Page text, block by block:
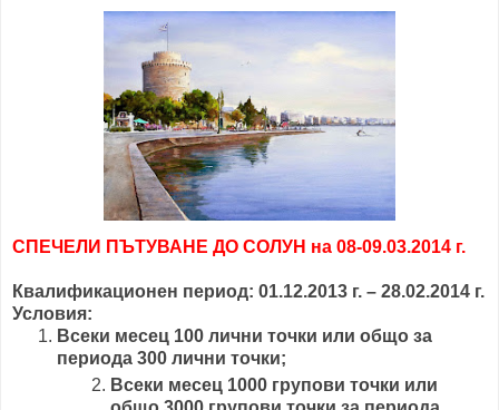
СПЕЧЕЛИ ПЪТУВАНЕ ДО СОЛУН на 08-09.03.2014 г.
Квалификационен период: 01.12.2013 г. – 28.02.2014 г.
Условия:
Всеки месец 100 лични точки или общо за
периода 300 лични точки;
Всеки месец 1000 групови точки или